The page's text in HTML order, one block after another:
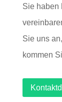
Sie haben
Sie uns
kommen